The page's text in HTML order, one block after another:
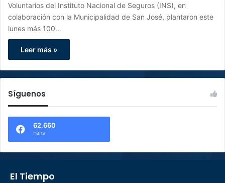
Voluntarios del Instituto Nacional de Seguros (INS), en
colaboración con la Municipalidad de San José, plantaron este
lunes más 100…
Leer más »
Síguenos
62.660
Fans
El Tiempo